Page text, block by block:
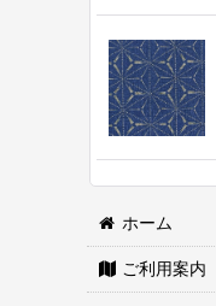
ホーム
ご利用案内